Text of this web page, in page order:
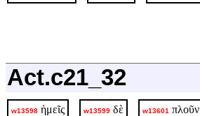
Act.c21_32
w13598 ἡμεῖς w13599 δὲ w13601 πλοῦν